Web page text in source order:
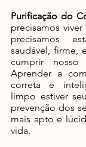
Purificação do
precisamos
precisamos
saudável, firme,
cumprir
Aprender a
correta e
limpo estiver
prevenção dos
mais apto e
vida.